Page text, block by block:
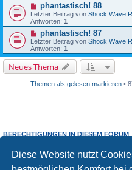
Diese Website nutzt
phantastisch! 88
Letzter Beitrag von Shock Wave
Antworten: 1
phantastisch! 87
Letzter Beitrag von Shock Wave
Antworten: 1
Neues Thema
Themen als gelesen markieren •
BERECHTIGUNGEN IN DIESEM FORUM
darfstAntworten zu Themen in diesem